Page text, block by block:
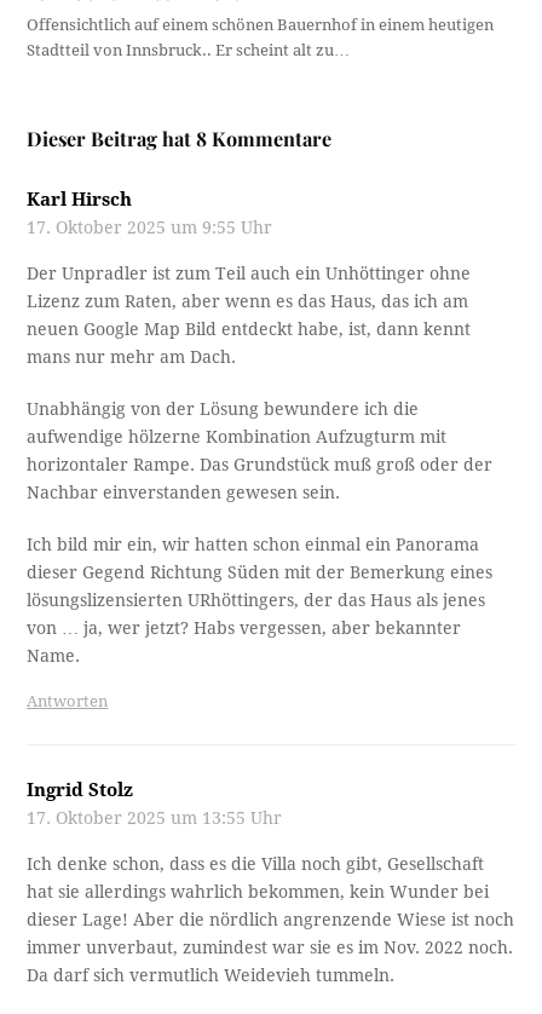
Offensichtlich auf einem schönen Bauernhof in einem heutigen
Stadtteil von Innsbruck.. Er scheint alt zu…
Dieser Beitrag hat 8 Kommentare
Karl Hirsch
17. Oktober 2025 um 9:55 Uhr
Der Unpradler ist zum Teil auch ein Unhöttinger ohne
Lizenz zum Raten, aber wenn es das Haus, das ich am
neuen Google Map Bild entdeckt habe, ist, dann kennt
mans nur mehr am Dach.
Unabhängig von der Lösung bewundere ich die
aufwendige hölzerne Kombination Aufzugturm mit
horizontaler Rampe. Das Grundstück muß groß oder der
Nachbar einverstanden gewesen sein.
Ich bild mir ein, wir hatten schon einmal ein Panorama
dieser Gegend Richtung Süden mit der Bemerkung eines
lösungslizensierten URhöttingers, der das Haus als jenes
von … ja, wer jetzt? Habs vergessen, aber bekannter
Name.
Antworten
Ingrid Stolz
17. Oktober 2025 um 13:55 Uhr
Ich denke schon, dass es die Villa noch gibt, Gesellschaft
hat sie allerdings wahrlich bekommen, kein Wunder bei
dieser Lage! Aber die nördlich angrenzende Wiese ist noch
immer unverbaut, zumindest war sie es im Nov. 2022 noch.
Da darf sich vermutlich Weidevieh tummeln.